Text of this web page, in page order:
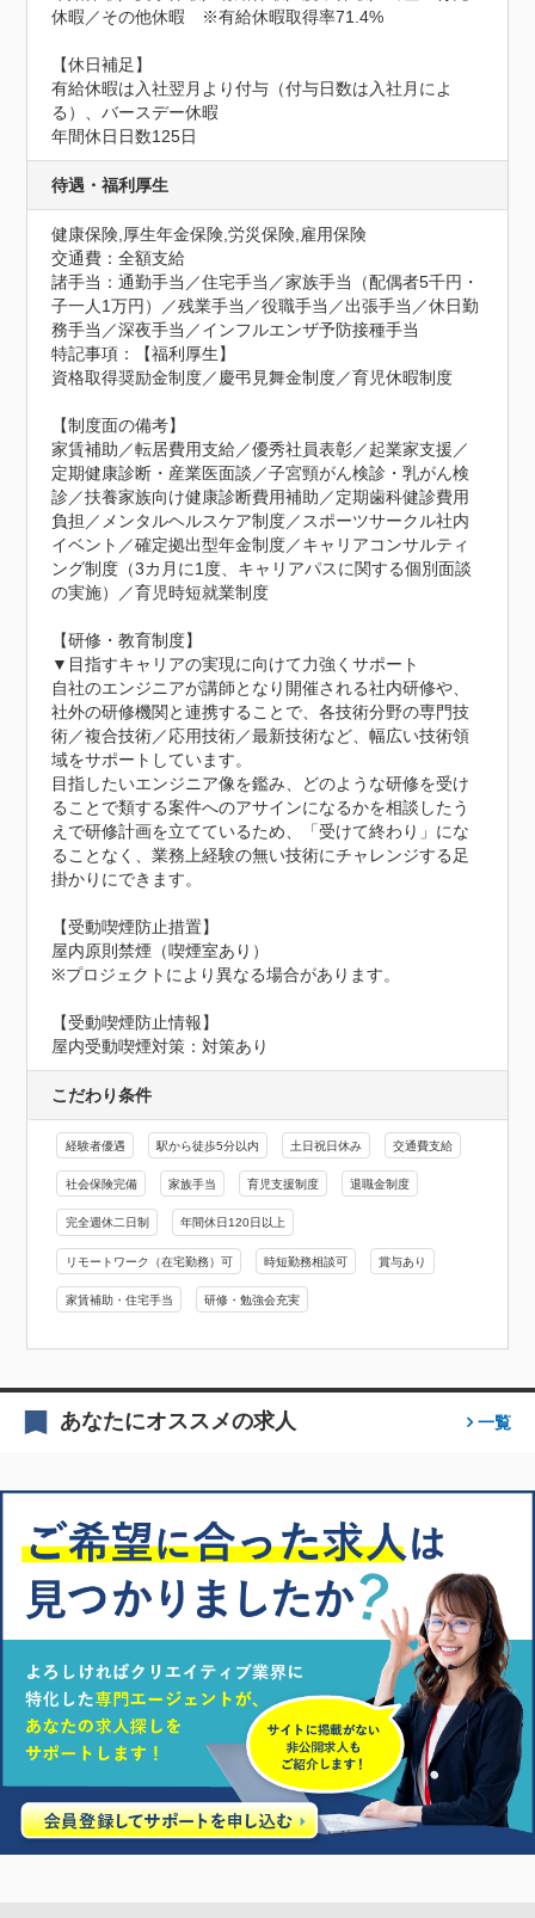
休暇／その他休暇　※有給休暇取得率71.4%
【休日補足】
有給休暇は入社翌月より付与（付与日数は入社月によ
る）、バースデー休暇
年間休日日数125日
待遇・福利厚生
健康保険,厚生年金保険,労災保険,雇用保険
交通費：全額支給
諸手当：通勤手当／住宅手当／家族手当（配偶者5千円・
子一人1万円）／残業手当／役職手当／出張手当／休日勤
務手当／深夜手当／インフルエンザ予防接種手当
特記事項：【福利厚生】
資格取得奨励金制度／慶弔見舞金制度／育児休暇制度
【制度面の備考】
家賃補助／転居費用支給／優秀社員表彰／起業家支援／
定期健康診断・産業医面談／子宮頸がん検診・乳がん検
診／扶養家族向け健康診断費用補助／定期歯科健診費用
負担／メンタルヘルスケア制度／スポーツサークル社内
イベント／確定拠出型年金制度／キャリアコンサルティ
ング制度（3カ月に1度、キャリアパスに関する個別面談
の実施）／育児時短就業制度
【研修・教育制度】
▼目指すキャリアの実現に向けて力強くサポート
自社のエンジニアが講師となり開催される社内研修や、
社外の研修機関と連携することで、各技術分野の専門技
術／複合技術／応用技術／最新技術など、幅広い技術領
域をサポートしています。
目指したいエンジニア像を鑑み、どのような研修を受け
ることで類する案件へのアサインになるかを相談したう
えで研修計画を立てているため、「受けて終わり」にな
ることなく、業務上経験の無い技術にチャレンジする足
掛かりにできます。
【受動喫煙防止措置】
屋内原則禁煙（喫煙室あり）
※プロジェクトにより異なる場合があります。
【受動喫煙防止情報】
屋内受動喫煙対策：対策あり
こだわり条件
経験者優遇 駅から徒歩5分以内 土日祝日休み 交通費支給
社会保険完備 家族手当 育児支援制度 退職金制度
完全週休二日制 年間休日120日以上
リモートワーク（在宅勤務）可 時短勤務相談可 賞与あり
家賃補助・住宅手当 研修・勉強会充実
あなたにオススメの求人 一覧